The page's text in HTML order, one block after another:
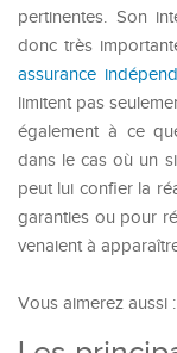
pertinentes. Son
donc très
assurance
limitent pas
également à ce
dans le cas où un
peut lui confier la
garanties ou pour
venaient à
Vous aimerez aussi :